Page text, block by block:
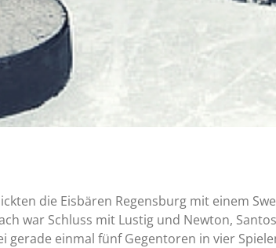
die Eisbären Regensburg mit einem
war Schluss mit Lustig und Newton,
gerade einmal fünf Gegentoren in vier